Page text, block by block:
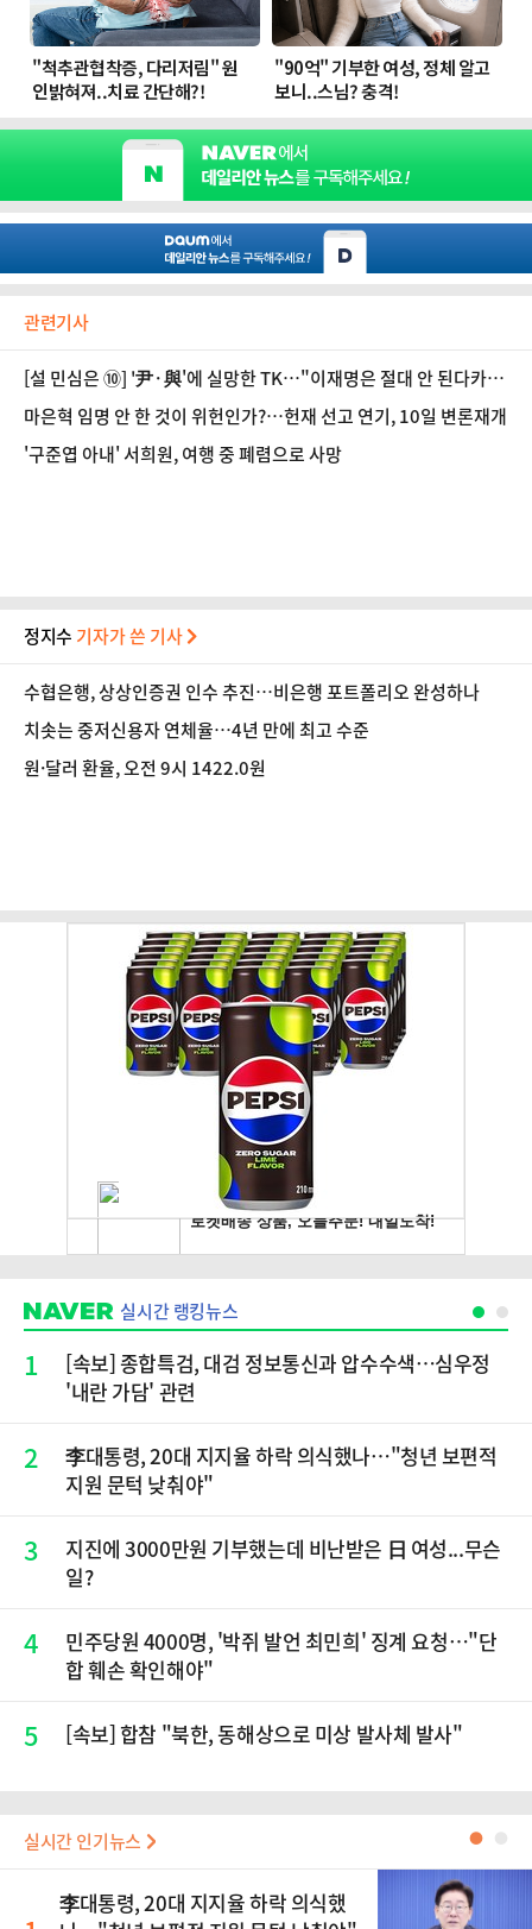
관련기사
[설 민심은 ⑩] '尹·與'에 실망한 TK…"이재명은 절대 안 된다카
이" 한목소리
마은혁 임명 안 한 것이 위헌인가?…헌재 선고 연기, 10일 변론재개
'구준엽 아내' 서희원, 여행 중 폐렴으로 사망
정지수 기자가 쓴 기사
수협은행, 상상인증권 인수 추진…비은행 포트폴리오 완성하나
치솟는 중저신용자 연체율…4년 만에 최고 수준
원·달러 환율, 오전 9시 1422.0원
실시간 랭킹뉴스
1
[속보] 종합특검, 대검 정보통신과 압수수색…심우정
'내란 가담' 관련
2
李대통령, 20대 지지율 하락 의식했나…"청년 보편적
지원 문턱 낮춰야"
3
지진에 3000만원 기부했는데 비난받은 日 여성...무슨
일?
4
민주당원 4000명, '박쥐 발언 최민희' 징계 요청…"단
합 훼손 확인해야"
5 [속보] 합참 "북한, 동해상으로 미상 발사체 발사"
실시간 인기뉴스 ●
李대통령, 20대 지지율 하락 의식했